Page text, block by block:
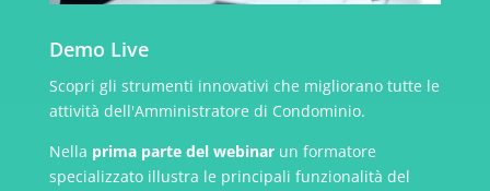
Demo Live
Scopri gli strumenti innovativi che migliorano tutte le
attività dell'Amministratore di Condominio.
Nella prima parte del webinarun formatore
specializzato illustra le principali funzionalità del